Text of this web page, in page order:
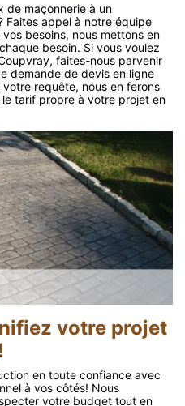
de maçonnerie à un
Faites appel à notre équipe
besoins, nous mettons en
besoin. Si vous voulez
faites-nous parvenir
demande de devis en ligne
requête, nous en ferons
le tarif propre à votre projet en
votre projet
en toute confiance avec
à vos côtés! Nous
votre budget tout en